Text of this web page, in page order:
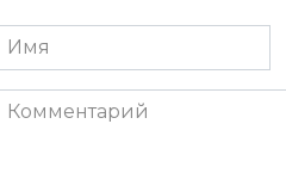
Имя
Комментарий